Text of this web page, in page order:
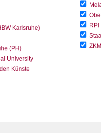
Karlsruhe)
(PH)
University
Künste